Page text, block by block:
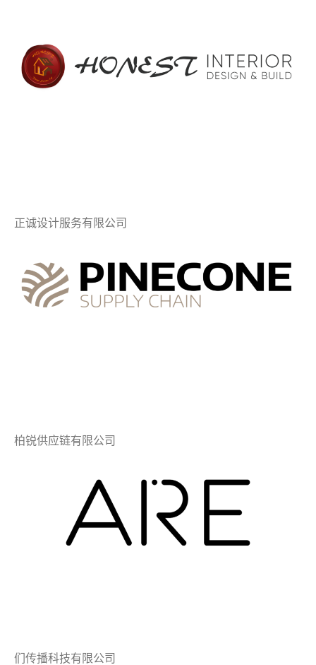
正诚设计服务有限公司
柏锐供应链有限公司
们传播科技有限公司